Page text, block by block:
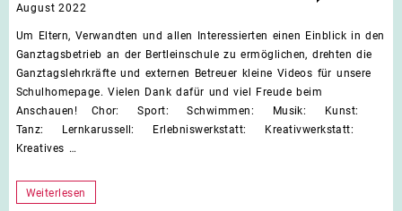
August 2022
–
Um Eltern, Verwandten und allen Interessierten einen Einblick in den
Ganztagsbetrieb an der Bertleinschule zu ermöglichen, drehten die
Ganztagslehrkräfte und externen Betreuer kleine Videos für unsere
Schulhomepage. Vielen Dank dafür und viel Freude beim
Anschauen! Chor: Sport: Schwimmen: Musik: Kunst:
Tanz: Lernkarussell: Erlebniswerkstatt: Kreativwerkstatt:
Kreatives …
Ganztagsvideos
Weiterlesen